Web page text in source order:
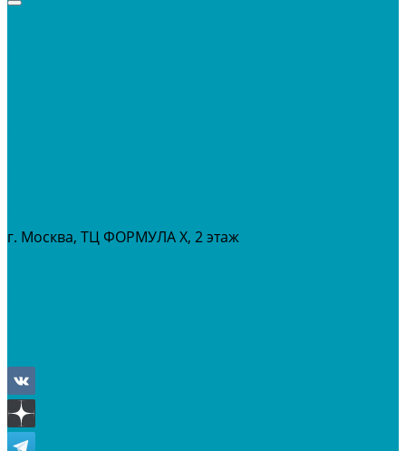
г. Москва, ТЦ ФОРМУЛА Х, 2 этаж